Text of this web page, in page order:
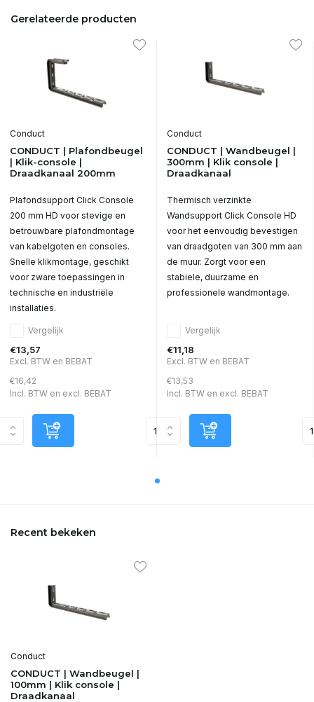
Gerelateerde producten
Conduct
CONDUCT | Plafondbeugel
| Klik-console |
Draadkanaal 200mm
Plafondsupport Click Console
200 mm HD voor stevige en
betrouwbare plafondmontage
van kabelgoten en consoles.
Snelle klikmontage, geschikt
voor zware toepassingen in
technische en industriële
installaties.
Vergelijk
€13,57
Excl. BTW en BEBAT
€16,42
Incl. BTW en excl. BEBAT
Conduct
CONDUCT | Wandbeugel |
300mm | Klik console |
Draadkanaal
Thermisch verzinkte
Wandsupport Click Console HD
voor het eenvoudig bevestigen
van draadgoten van 300 mm aan
de muur. Zorgt voor een
stabiele, duurzame en
professionele wandmontage.
Vergelijk
€11,18
Excl. BTW en BEBAT
€13,53
Incl. BTW en excl. BEBAT
Recent bekeken
Conduct
CONDUCT | Wandbeugel |
100mm | Klik console |
Draadkanaal